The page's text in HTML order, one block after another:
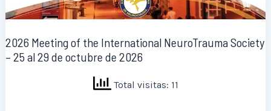
2026 Meeting of the International NeuroTrauma Society
– 25 al 29 de octubre de 2026
Total visitas: 11